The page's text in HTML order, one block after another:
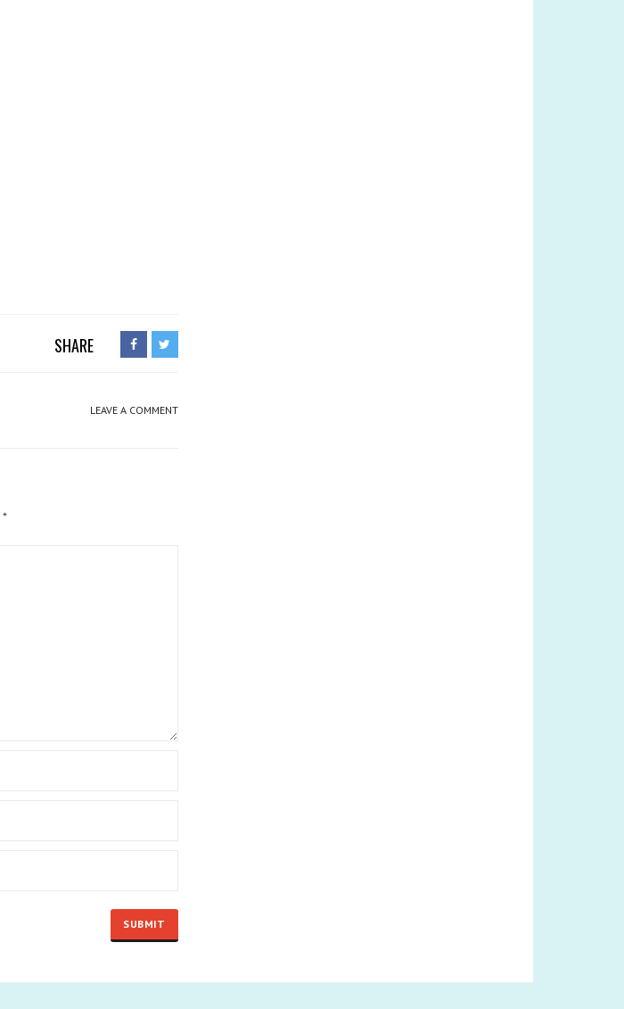
SHARE
LEAVE A COMMENT
*